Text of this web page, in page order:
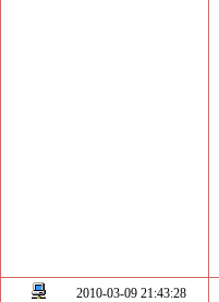
2010-03-09 21:43:28